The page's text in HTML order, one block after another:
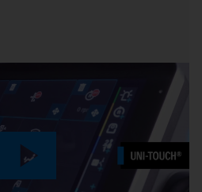
Play